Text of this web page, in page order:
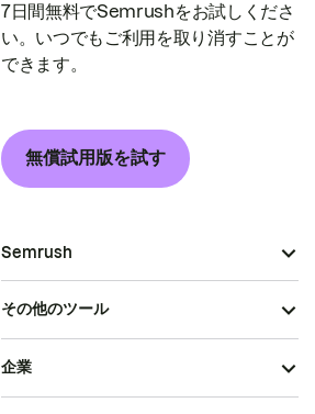
7日間無料でSemrushをお試しくださ
い。いつでもご利用を取り消すことが
できます。
無償試用版を試す
Semrush
その他のツール
企業